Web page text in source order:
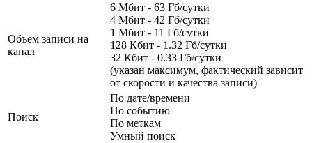
Объём записи на
канал
6 Мбит - 63 Гб/сутки
4 Мбит - 42 Гб/сутки
1 Мбит - 11 Гб/сутки
128 Кбит - 1.32 Гб/сутки
32 Кбит - 0.33 Гб/сутки
(указан максимум, фактический зависит
от скорости и качества записи)
Поиск
По дате/времени
По событию
По меткам
Умный поиск